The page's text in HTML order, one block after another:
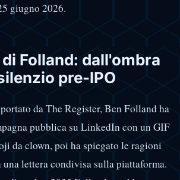
giugno 2026.
Folland: dall'ombra
pre-IPO
da The Register, Ben Folland ha
pubblica su LinkedIn con un GIF
da clown, poi ha spiegato le ragioni
lettera condivisa sulla piattaforma.